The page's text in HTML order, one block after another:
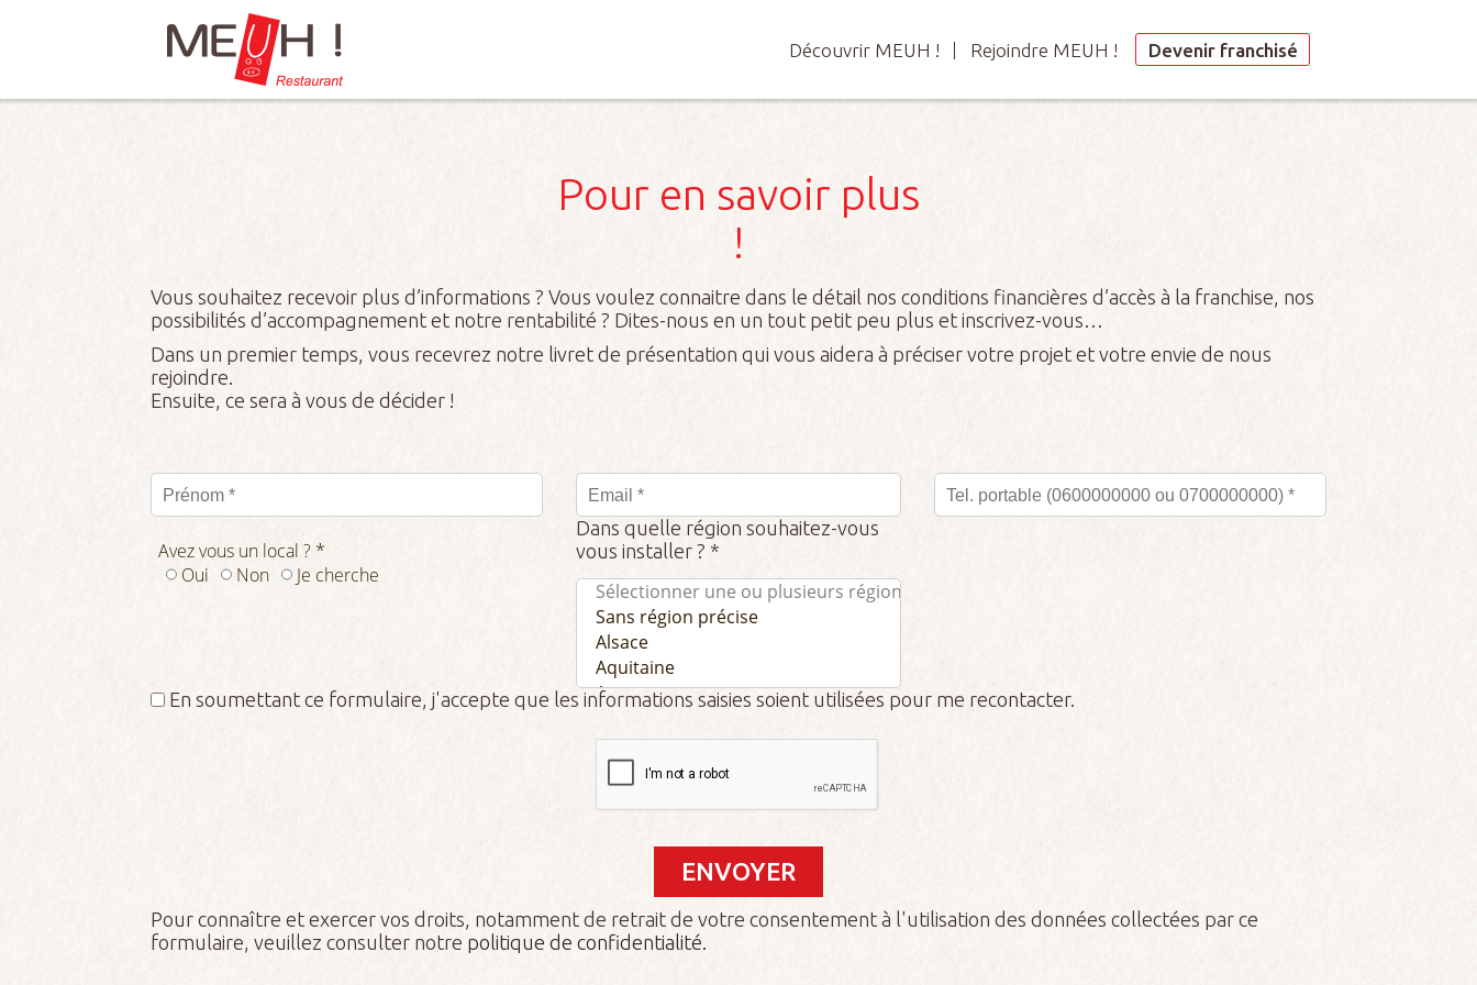
Découvrir MEUH !
Découvrir MEUH ! Rejoindre MEUH !
Rejoindre MEUH ! Devenir franchisé
Devenir franchisé
Pour en savoir plus
!
Vous souhaitez recevoir plus d’informations ? Vous voulez connaitre dans le détail nos conditions financières d’accès à la franchise, nos
possibilités d’accompagnement et notre rentabilité ? Dites-nous en un tout petit peu plus et inscrivez-vous…
Dans un premier temps, vous recevrez notre livret de présentation qui vous aidera à préciser votre projet et votre envie de nous
rejoindre.
Ensuite, ce sera à vous de décider !
Avez vous un local ? *
Oui
Non Je cherche
Dans quelle région souhaitez-vous
vous installer ? *
En soumettant ce formulaire, j'accepte que les informations saisies soient utilisées pour me recontacter.
Pour connaître et exercer vos droits, notamment de retrait de votre consentement à l'utilisation des données collectées par ce
formulaire, veuillez consulter notre politique de confidentialité.